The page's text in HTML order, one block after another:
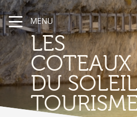
MENU
LES
COTEAUX
DU